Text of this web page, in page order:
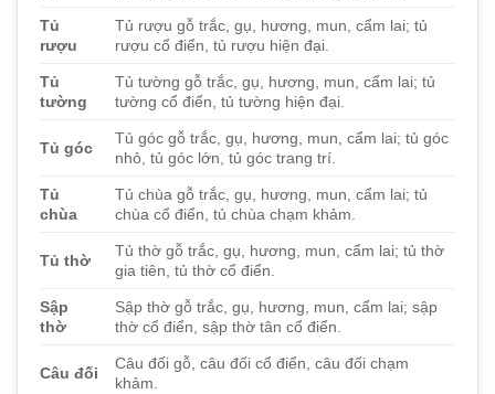
Tủ
rượu
Tủ rượu gỗ trắc, gụ, hương, mun, cẩm lai; tủ
rượu cổ điển, tủ rượu hiện đại.
Tủ
tường
Tủ tường gỗ trắc, gụ, hương, mun, cẩm lai; tủ
tường cổ điển, tủ tường hiện đại.
Tủ góc
Tủ góc gỗ trắc, gụ, hương, mun, cẩm lai; tủ góc
nhỏ, tủ góc lớn, tủ góc trang trí.
Tủ
chùa
Tủ chùa gỗ trắc, gụ, hương, mun, cẩm lai; tủ
chùa cổ điển, tủ chùa chạm khảm.
Tủ thờ
Tủ thờ gỗ trắc, gụ, hương, mun, cẩm lai; tủ thờ
gia tiên, tủ thờ cổ điển.
Sập
thờ
Sập thờ gỗ trắc, gụ, hương, mun, cẩm lai; sập
thờ cổ điển, sập thờ tân cổ điển.
Câu đối
Câu đối gỗ, câu đối cổ điển, câu đối chạm
khảm.